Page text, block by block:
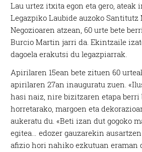
Lau urtez itxita egon eta gero, ateak
Legazpiko Laubide auzoko Santitutz
Negozioaren atzean, 60 urte bete
Burcio Martin jarri da. Ekintzaile
dagoela erakutsi du legazpiarrak.
Apirilaren 15ean bete zituen 60
apirilaren 27an inauguratu zuen.
hasi naiz, nire bizitzaren etapa berri
horretarako, margoen eta
aukeratu du. «Beti izan dut gogoko
egitea… edozer gauzarekin
afizio hori nahiko ezkutuan eraman